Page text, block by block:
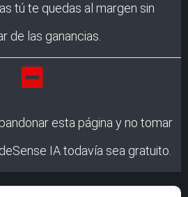
tú te quedas al margen sin
de las ganancias.
esta página y no tomar
IA todavía sea gratuito.